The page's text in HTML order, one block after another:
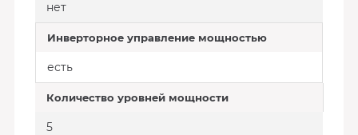
нет
Инверторное управление мощностью
есть
Количество уровней мощности
5